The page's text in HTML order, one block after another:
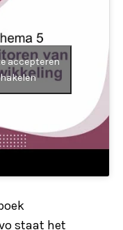
accepteren
staat het